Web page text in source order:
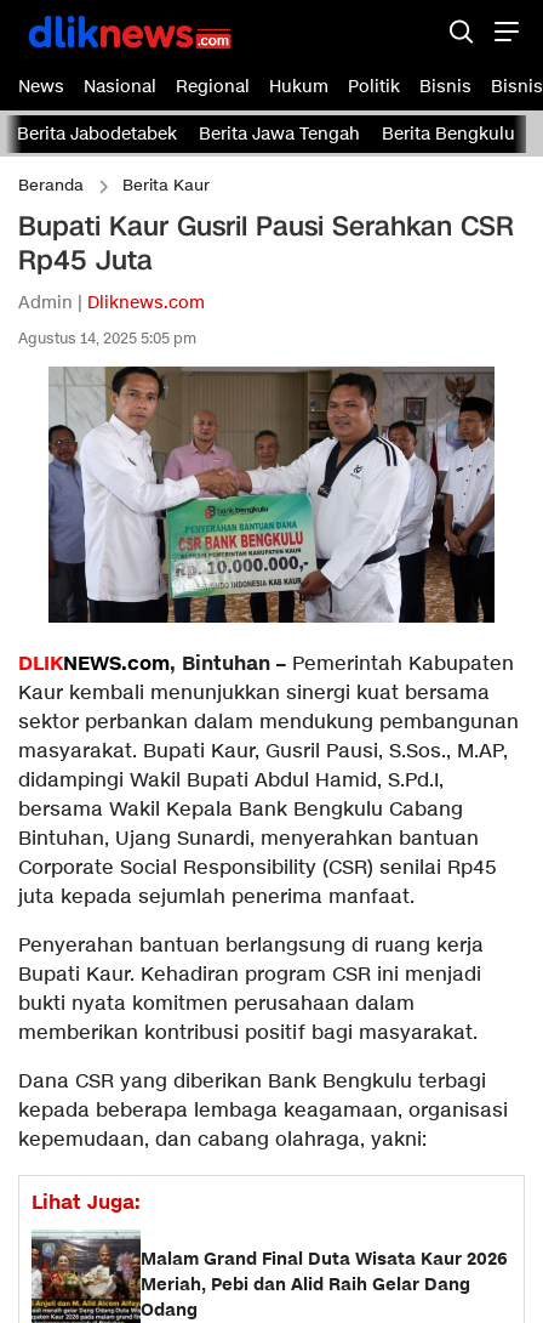
News Nasional Regional Hukum Politik Bisnis Bisnis
Berita Jabodetabek Berita Jawa Tengah Berita Bengkulu
Beranda Berita Kaur
Bupati Kaur Gusril Pausi Serahkan CSR
Rp45 Juta
Admin | Dliknews.com
Agustus 14, 2025 5:05 pm
DLIKNEWS.com, Bintuhan – Pemerintah Kabupaten
Kaur kembali menunjukkan sinergi kuat bersama
sektor perbankan dalam mendukung pembangunan
masyarakat. Bupati Kaur, Gusril Pausi, S.Sos., M.AP,
didampingi Wakil Bupati Abdul Hamid, S.Pd.I,
bersama Wakil Kepala Bank Bengkulu Cabang
Bintuhan, Ujang Sunardi, menyerahkan bantuan
Corporate Social Responsibility (CSR) senilai Rp45
juta kepada sejumlah penerima manfaat.
Penyerahan bantuan berlangsung di ruang kerja
Bupati Kaur. Kehadiran program CSR ini menjadi
bukti nyata komitmen perusahaan dalam
memberikan kontribusi positif bagi masyarakat.
Dana CSR yang diberikan Bank Bengkulu terbagi
kepada beberapa lembaga keagamaan, organisasi
kepemudaan, dan cabang olahraga, yakni:
Lihat Juga:
Malam Grand Final Duta Wisata Kaur 2026
Meriah, Pebi dan Alid Raih Gelar Dang
Odang